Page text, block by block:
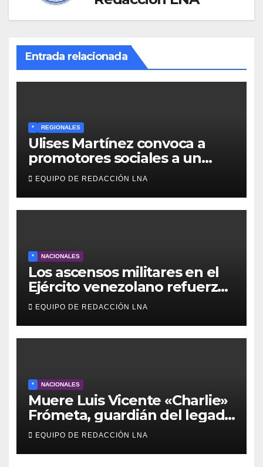
Entrada relacionada
* REGIONALES
Ulises Martínez convoca a
promotores sociales a un
encuentro estratégico este
lunes en Barcelona en contra
de los apagones y malos
EQUIPO DE REDACCIÓN LNA
* NACIONALES
Los ascensos militares en el
Ejército venezolano refuerzan
el control político y operativo
de la Fuerza Armada
EQUIPO DE REDACCIÓN LNA
* NACIONALES
Muere Luis Vicente «Charlie»
Frómeta, guardián del legado
musical de la Billo’s Caracas
Boys
EQUIPO DE REDACCIÓN LNA